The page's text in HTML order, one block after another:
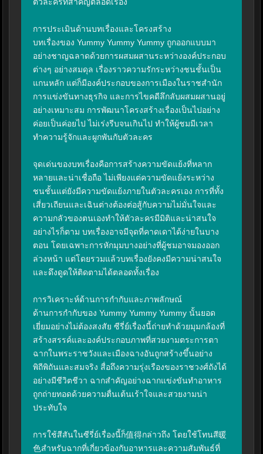
ตัวละครที่สำคัญตลอดเรื่อง
การประเมินด้านบทเรื่องและโครงสร้าง
บทเรื่องของ Yummy Yummy Yummy ถูกออกแบบมา
อย่างชาญฉลาดด้วยการผสมผสานระหว่างองค์ประกอบ
ต่างๆ อย่างสมดุล เรื่องราวความรักระหว่างชนชั้นเป็น
แกนหลัก แต่ก็มีองค์ประกอบของการเมืองในราชสำนัก
การแข่งขันทางธุรกิจ และการไขคดีลึกลับผสมผสานอยู่
อย่างเหมาะสม การพัฒนาโครงสร้างเรื่องเป็นไปอย่าง
ค่อยเป็นค่อยไป ไม่เร่งรีบจนเกินไป ทำให้ผู้ชมมีเวลา
ทำความรู้จักและผูกพันกับตัวละคร
จุดเด่นของบทเรื่องคือการสร้างความขัดแย้งที่หลาก
หลายและน่าเชื่อถือ ไม่เพียงแต่ความขัดแย้งระหว่าง
ชนชั้นแต่ยังมีความขัดแย้งภายในตัวละครเอง การที่ทั้ง
เสี่ยวเถียนและเฉินต่างต้องต่อสู้กับความไม่มั่นใจและ
ความกลัวของตนเองทำให้ตัวละครมีมิติและน่าสนใจ
อย่างไรก็ตาม บทเรื่องอาจมีจุดที่คาดเดาได้ง่ายในบาง
ตอน โดยเฉพาะการหักมุมบางอย่างที่ผู้ชมอาจมองออก
ล่วงหน้า แต่โดยรวมแล้วบทเรื่องยังคงมีความน่าสนใจ
และดึงดูดให้ติดตามได้ตลอดทั้งเรื่อง
การวิเคราะห์ด้านการกำกับและภาพลักษณ์
ด้านการกำกับของ Yummy Yummy Yummy นั้นยอด
เยี่ยมอย่างไม่ต้องสงสัย ซีรี่ย์เรื่องนี้ถ่ายทำด้วยมุมกล้องที่
สร้างสรรค์และองค์ประกอบภาพที่สวยงามตระการตา
ฉากในพระราชวังและเมืองฉางอันถูกสร้างขึ้นอย่าง
พิถีพิถันและสมจริง สื่อถึงความรุ่งเรืองของราชวงศ์ถังได้
อย่างมีชีวิตชีวา ฉากสำคัญอย่างฉากแข่งขันทำอาหาร
ถูกถ่ายทอดด้วยความตื่นเต้นเร้าใจและสวยงามน่า
ประทับใจ
การใช้สีสันในซีรี่ย์เรื่องนี้ก็值得กล่าวถึง โดยใช้โทนสี暖
色สำหรับฉากที่เกี่ยวข้องกับอาหารและความสัมพันธ์ที่